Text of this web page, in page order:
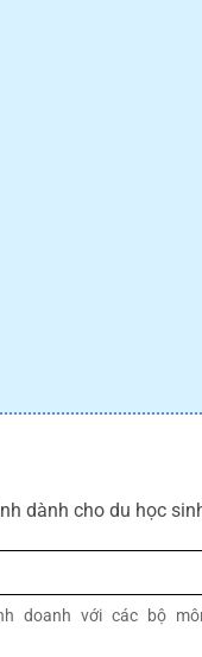
dành cho du học
doanh với các bộ